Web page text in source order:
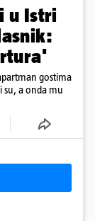
u Istri
gostima
su, a onda mu